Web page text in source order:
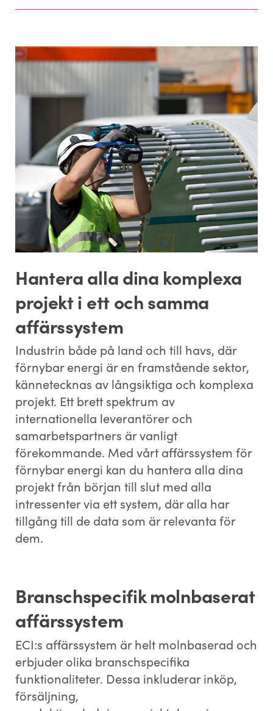
Hantera alla dina komplexa
projekt i ett och samma
affärssystem
Industrin både på land och till havs, där
förnybar energi är en framstående sektor,
kännetecknas av långsiktiga och komplexa
projekt. Ett brett spektrum av
internationella leverantörer och
samarbetspartners är vanligt
förekommande. Med vårt affärssystem för
förnybar energi kan du hantera alla dina
projekt från början till slut med alla
intressenter via ett system, där alla har
tillgång till de data som är relevanta för
dem.
Branschspecifik molnbaserat
affärssystem
ECI:s affärssystem är helt molnbaserad och
erbjuder olika branschspecifika
funktionaliteter. Dessa inkluderar inköp,
försäljning,